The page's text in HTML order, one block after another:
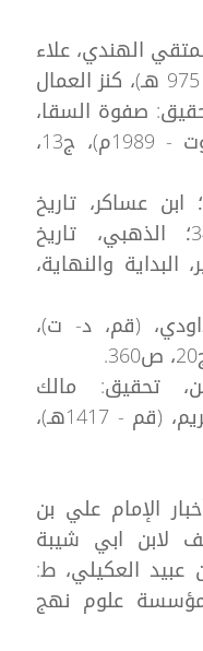
أحمد، ج2، ص412؛ المتقي الهندي، علاء
الدين علي بن حسام الدين (ت 975 هـ)، كنز العمال
صفوة السقا،
د- ط، مؤسسة الرسالة، (بيروت - 1989م)، ج13،
[2] تاريخ بغداد، ج1، ص144؛ ابن عساكر، تاريخ
مدينة دمشق، ج42 ص342؛ الذهبي، تاريخ
ابن كثير، البداية والنهاية،
(قم، د- ت)،
تحقيق: مالك
المحمودي، ط1، دار القرآن الكريم، (قم - 1417هـ)،
الإمام علي بن
لابن ابي شيبة
العكيلي، ط:
مؤسسة علوم نهج